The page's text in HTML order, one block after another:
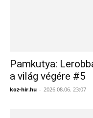
Pamkutya:
a világ végére #5
koz-hir.hu - 2026.08.06. 23:07